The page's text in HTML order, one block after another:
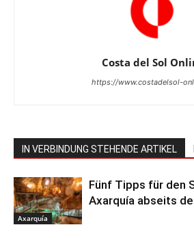
Costa del Sol
https://www.costadelsol-
IN VERBINDUNG STEHENDE ARTIKEL
Axarquía
Fünf Tipps für den
Axarquía abseits